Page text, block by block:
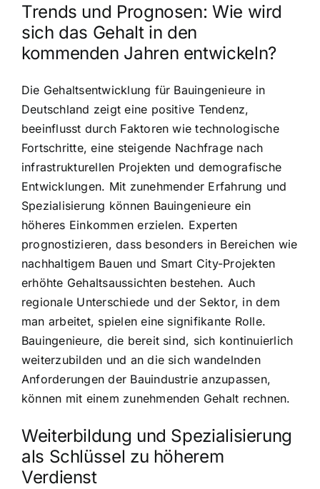
Trends und Prognosen: Wie wird
sich das Gehalt in den
kommenden Jahren entwickeln?
Die Gehaltsentwicklung für Bauingenieure in
Deutschland zeigt eine positive Tendenz,
beeinflusst durch Faktoren wie technologische
Fortschritte, eine steigende Nachfrage nach
infrastrukturellen Projekten und demografische
Entwicklungen. Mit zunehmender Erfahrung und
Spezialisierung können Bauingenieure ein
höheres Einkommen erzielen. Experten
prognostizieren, dass besonders in Bereichen wie
nachhaltigem Bauen und Smart City-Projekten
erhöhte Gehaltsaussichten bestehen. Auch
regionale Unterschiede und der Sektor, in dem
man arbeitet, spielen eine signifikante Rolle.
Bauingenieure, die bereit sind, sich kontinuierlich
weiterzubilden und an die sich wandelnden
Anforderungen der Bauindustrie anzupassen,
können mit einem zunehmenden Gehalt rechnen.
Weiterbildung und Spezialisierung
als Schlüssel zu höherem
Verdienst